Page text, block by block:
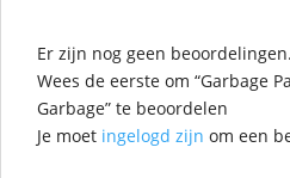
Er zijn nog geen beoordelingen.
Wees de eerste om “Garbage
Garbage” te beoordelen
Je moet ingelogd zijn om een